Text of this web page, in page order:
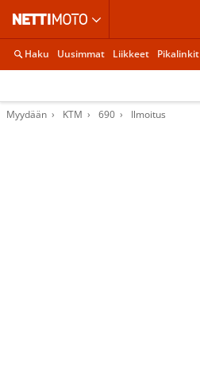
Haku Uusimmat Liikkeet Pikalinkit
Myydään KTM 690 Ilmoitus